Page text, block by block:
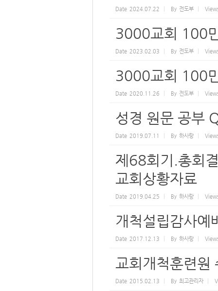
Date 2024.07.22 By 전도부
3000교회 100
Date 2023.02.03 By 전도부
3000교회 100
Date 2020.11.26 By 전도부
성경 원문 공부
Date 2019.07.11 By 하사랑
제68회기.총회
교회상황자료
Date 2019.04.25 By 하사랑
개척설립감사예
Date 2017.12.13 By 하사랑
교회개척훈련원
Date 2015.02.13 By 최고관리자